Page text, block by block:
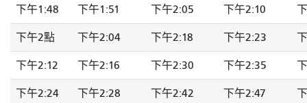
下午1:48 下午1:51 下午2:05 下午2:10
下午2點 下午2:04 下午2:18 下午2:23
下午2:12 下午2:16 下午2:30 下午2:35
下午2:24 下午2:28 下午2:42 下午2:47